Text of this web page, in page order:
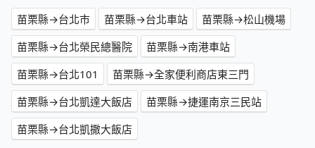
苗栗縣→台北市 苗栗縣→台北車站
苗栗縣→松山機場
苗栗縣→台北榮民總醫院
苗栗縣→南港車站
苗栗縣→台北101
苗栗縣→全家便利商店東三門
苗栗縣→台北凱達大飯店
苗栗縣→捷運南京三民站
苗栗縣→台北凱撒大飯店